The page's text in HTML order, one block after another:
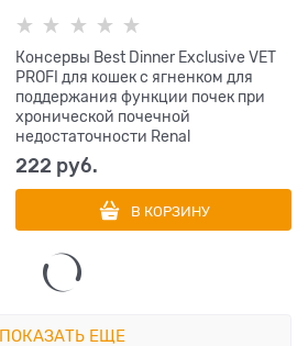
Консервы Best Dinner Exclusive VET
PROFI для кошек с ягненком для
поддержания функции почек при
хронической почечной
недостаточности Renal
222 руб.
В КОРЗИНУ
ПОКАЗАТЬ ЕЩЕ